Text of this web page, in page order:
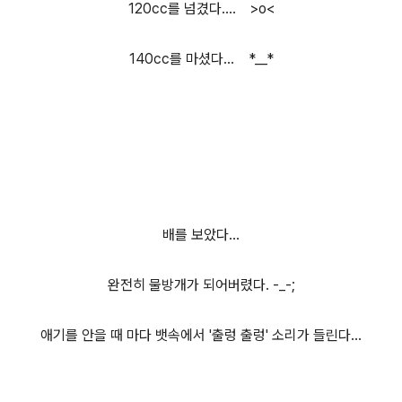
120cc를 넘겼다.... >o<
140cc를 마셨다... *__*
배를 보았다...
완전히 물방개가 되어버렸다. -_-;
애기를 안을 때 마다 뱃속에서 '출렁 출렁' 소리가 들린다...